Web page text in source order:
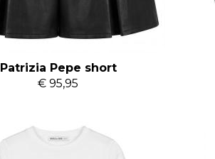
Patrizia Pepe short
€ 95,95